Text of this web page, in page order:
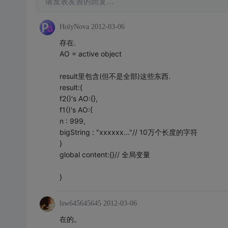
HolyNova 2012-03-06
存在.
AO = active object
result里包含(但不是全部)这些东西.
result:{
f2()'s AO:{},
f1()'s AO:{
n : 999,
bigString : "xxxxxx..."// 10万个长度的字符
}
global content:{}// 全局变量
}
lsw645645645 2012-03-06
在的。